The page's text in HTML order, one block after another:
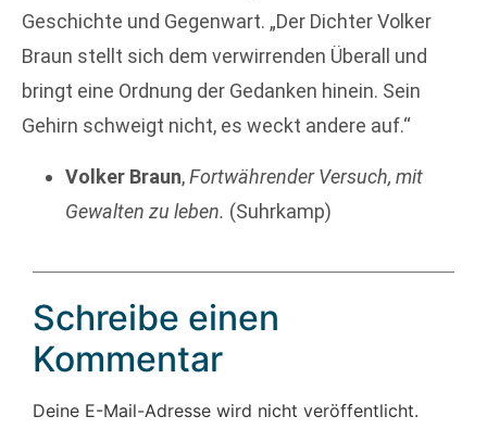
Geschichte und Gegenwart. „Der Dichter Volker
Braun stellt sich dem verwirrenden Überall und
bringt eine Ordnung der Gedanken hinein. Sein
Gehirn schweigt nicht, es weckt andere auf.“
Volker Braun,Fortwährender Versuch, mit
Gewalten zu leben. (Suhrkamp)
Schreibe einen
Kommentar
Deine E-Mail-Adresse wird nicht veröffentlicht.